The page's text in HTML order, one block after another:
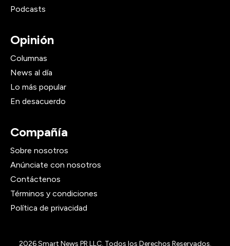
Podcasts
Opinión
Columnas
News al día
Lo más popular
En desacuerdo
Compañía
Sobre nosotros
Anúnciate con nosotros
Contáctenos
Términos y condiciones
Política de privacidad
2026Smart News PR LLC, Todos los Derechos Reservados.